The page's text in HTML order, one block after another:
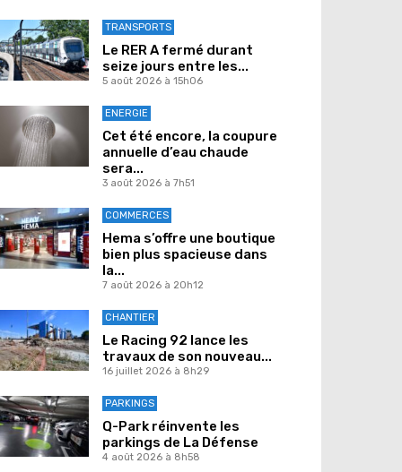
TRANSPORTS
Le RER A fermé durant
seize jours entre les...
5 août 2026 à 15h06
ENERGIE
Cet été encore, la coupure
annuelle d’eau chaude
sera...
3 août 2026 à 7h51
COMMERCES
Hema s’offre une boutique
bien plus spacieuse dans
la...
7 août 2026 à 20h12
CHANTIER
Le Racing 92 lance les
travaux de son nouveau...
16 juillet 2026 à 8h29
PARKINGS
Q-Park réinvente les
parkings de La Défense
4 août 2026 à 8h58